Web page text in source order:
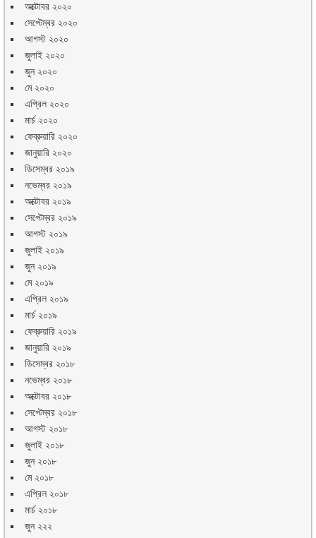
অক্টোবর ২০২০
সেপ্টেম্বর ২০২০
আগস্ট ২০২০
জুলাই ২০২০
জুন ২০২০
মে ২০২০
এপ্রিল ২০২০
মার্চ ২০২০
ফেব্রুয়ারি ২০২০
জানুয়ারি ২০২০
ডিসেম্বর ২০১৯
নভেম্বর ২০১৯
অক্টোবর ২০১৯
সেপ্টেম্বর ২০১৯
আগস্ট ২০১৯
জুলাই ২০১৯
জুন ২০১৯
মে ২০১৯
এপ্রিল ২০১৯
মার্চ ২০১৯
ফেব্রুয়ারি ২০১৯
জানুয়ারি ২০১৯
ডিসেম্বর ২০১৮
নভেম্বর ২০১৮
অক্টোবর ২০১৮
সেপ্টেম্বর ২০১৮
আগস্ট ২০১৮
জুলাই ২০১৮
জুন ২০১৮
মে ২০১৮
এপ্রিল ২০১৮
মার্চ ২০১৮
জুন ২২২